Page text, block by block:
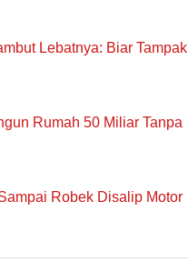
Lebatnya: Biar Tampak
Rumah 50 Miliar Tanpa
Robek Disalip Motor